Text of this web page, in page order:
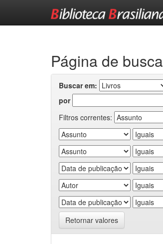
Página de busca
Buscar em:
por
Filtros correntes:
Retornar valores